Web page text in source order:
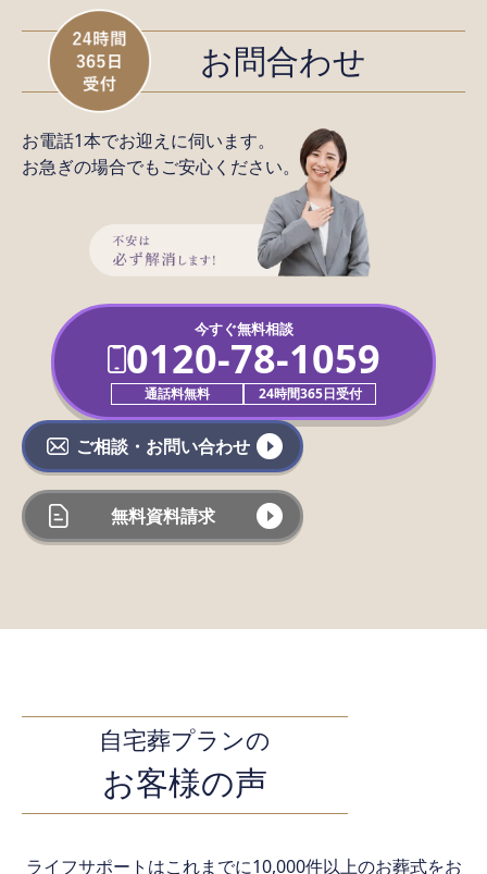
お問合わせ
お電話1本でお迎えに伺います。
お急ぎの場合でもご安心ください。
今すぐ無料相談
0120-78-1059
通話料無料 24時間365日受付
ご相談・お問い合わせ
無料資料請求
自宅葬プランの
お客様の声
ライフサポートはこれまでに10,000件以上のお葬式をお